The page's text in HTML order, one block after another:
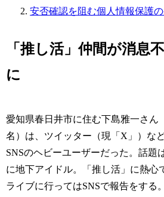
安否確認を阻む個人情報保護
「推し活」仲間が消息
に
愛知県春日井市に住む下島雅一さん
名）は、ツイッター（現「X」）な
SNSのヘビーユーザーだった。話題
に地下アイドル。「推し活」に熱心
ライブに行ってはSNSで報告をする